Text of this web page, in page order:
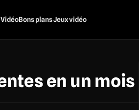
Bons plans Jeux vidéo
en un mois